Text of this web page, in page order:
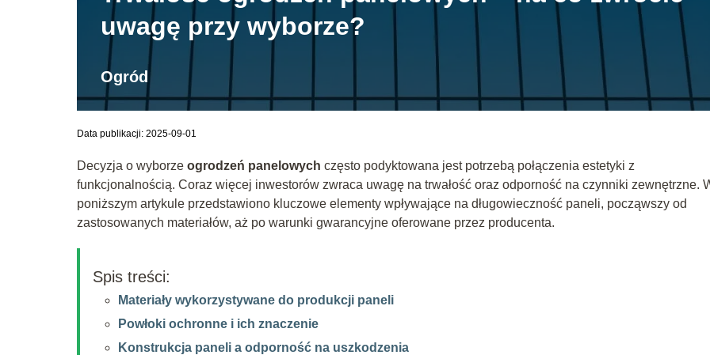
uwagę przy wyborze?
Ogród
Data publikacji: 2025-09-01
Decyzja o wyborze ogrodzeń panelowych często podyktowana jest potrzebą połączenia estetyki z
funkcjonalnością. Coraz więcej inwestorów zwraca uwagę na trwałość oraz odporność na czynniki zewnętrzne.
poniższym artykule przedstawiono kluczowe elementy wpływające na długowieczność paneli, począwszy od
zastosowanych materiałów, aż po warunki gwarancyjne oferowane przez producenta.
Spis treści:
Materiały wykorzystywane do produkcji paneli
Powłoki ochronne i ich znaczenie
Konstrukcja paneli a odporność na uszkodzenia